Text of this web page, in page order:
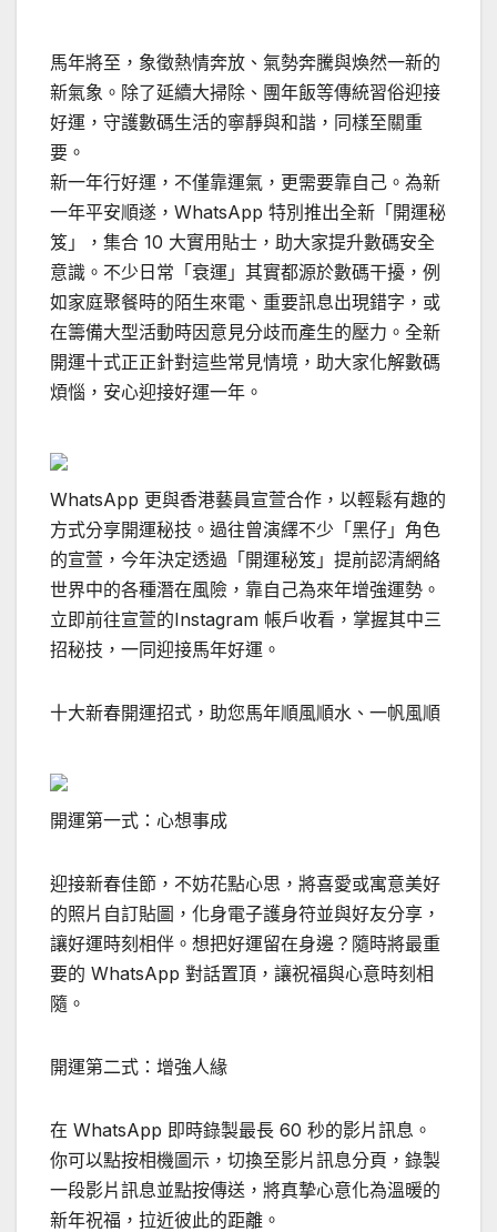
馬年將至，象徵熱情奔放、氣勢奔騰與煥然一新的
新氣象。除了延續大掃除、團年飯等傳統習俗迎接
好運，守護數碼生活的寧靜與和諧，同樣至關重
要。
新一年行好運，不僅靠運氣，更需要靠自己。為新
一年平安順遂，WhatsApp 特別推出全新「開運秘
笈」，集合 10 大實用貼士，助大家提升數碼安全
意識。不少日常「衰運」其實都源於數碼干擾，例
如家庭聚餐時的陌生來電、重要訊息出現錯字，或
在籌備大型活動時因意見分歧而產生的壓力。全新
開運十式正正針對這些常見情境，助大家化解數碼
煩惱，安心迎接好運一年。
WhatsApp 更與香港藝員宣萱合作，以輕鬆有趣的
方式分享開運秘技。過往曾演繹不少「黑仔」角色
的宣萱，今年決定透過「開運秘笈」提前認清網絡
世界中的各種潛在風險，靠自己為來年增強運勢。
立即前往宣萱的Instagram 帳戶收看，掌握其中三
招秘技，一同迎接馬年好運。
十大新春開運招式，助您馬年順風順水、一帆風順
開運第一式：心想事成
迎接新春佳節，不妨花點心思，將喜愛或寓意美好
的照片自訂貼圖，化身電子護身符並與好友分享，
讓好運時刻相伴。想把好運留在身邊？隨時將最重
要的 WhatsApp 對話置頂，讓祝福與心意時刻相
隨。
開運第二式：增強人緣
在 WhatsApp 即時錄製最長 60 秒的影片訊息。
你可以點按相機圖示，切換至影片訊息分頁，錄製
一段影片訊息並點按傳送，將真摯心意化為溫暖的
新年祝福，拉近彼此的距離。